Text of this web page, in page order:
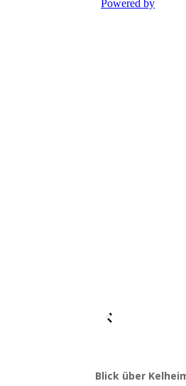
Blick über